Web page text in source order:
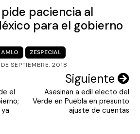
paciencia al
para el gobierno
AMLO
ZESPECIAL
SEPTIEMBRE, 2018
el
Siguiente
Asesinan a edil electo del
Verde en Puebla en presunto
ajuste de cuentas